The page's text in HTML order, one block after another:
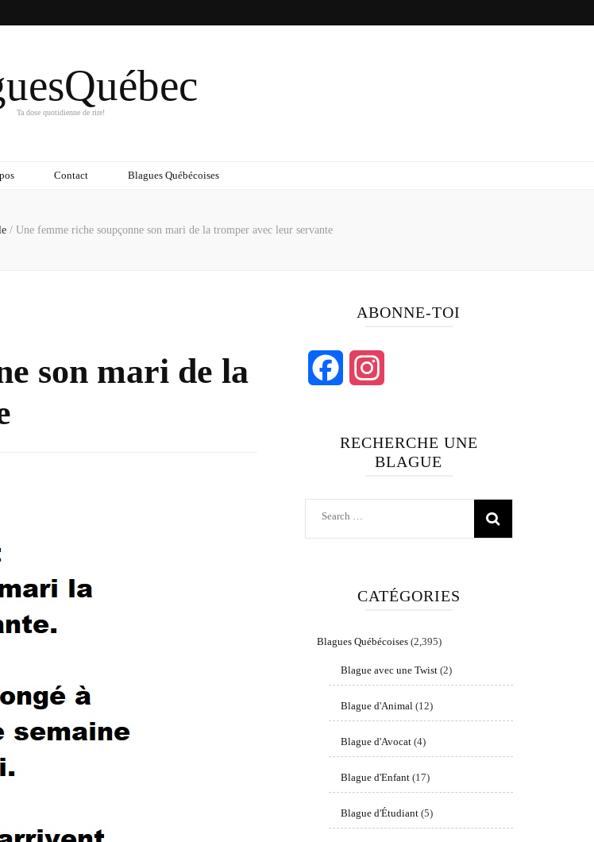
Ta dose quotidienne de rire!
Contact Blagues Québécoises
/ Une femme riche soupçonne son mari de la tromper avec leur servante
son mari de la
ABONNE-TOI
RECHERCHE UNE
BLAGUE
Search
CATÉGORIES
Blagues Québécoises(2,395)
Blague avec une Twist(2)
Blague d'Animal(12)
Blague d'Avocat(4)
Blague d'Enfant(17)
Blague d'Étudiant(5)